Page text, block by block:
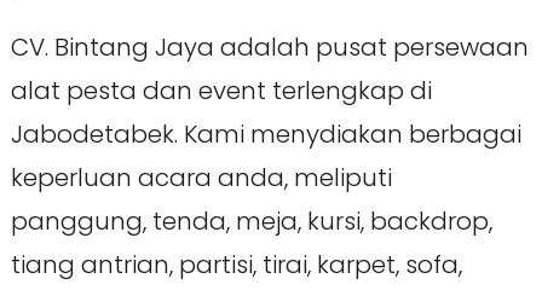
CV. Bintang Jaya adalah pusat persewaan
alat pesta dan event terlengkap di
Jabodetabek. Kami menydiakan berbagai
keperluan acara anda, meliputi
panggung, tenda, meja, kursi, backdrop,
tiang antrian, partisi, tirai, karpet, sofa,